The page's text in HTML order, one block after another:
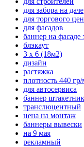
для забора на даче
для торгового
для фасадов
баннер на фасаде
блэкаут
3 х 6 (18м2)
дизайн
растяжка
плотность 440
для автосервиса
баннер штакетник
транслюцентный
цена на монтаж
баннеры вывески
на 9 мая
рекламный